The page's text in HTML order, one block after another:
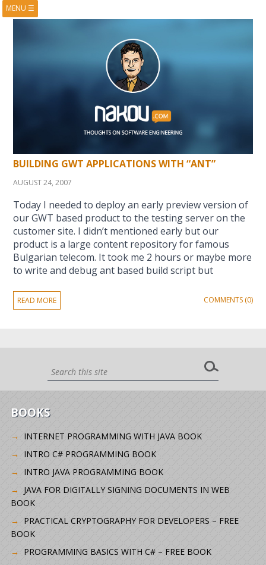
MENU ☰
BUILDING GWT APPLICATIONS WITH “ANT”
AUGUST 24, 2007
Today I needed to deploy an early preview version of
our GWT based product to the testing server on the
customer site. I didn’t mentioned early but our
product is a large content repository for famous
Bulgarian telecom. It took me 2 hours or maybe more
to write and debug ant based build script but
READ MORE COMMENTS (0)
BOOKS
INTERNET PROGRAMMING WITH JAVA BOOK
INTRO C# PROGRAMMING BOOK
INTRO JAVA PROGRAMMING BOOK
JAVA FOR DIGITALLY SIGNING DOCUMENTS IN WEB
BOOK
PRACTICAL CRYPTOGRAPHY FOR DEVELOPERS – FREE
BOOK
PROGRAMMING BASICS WITH C# – FREE BOOK